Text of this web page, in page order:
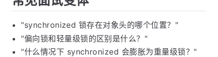
"synchronized 锁存在对象头的哪个位置？"
"偏向锁和轻量级锁的区别是什么？"
"什么情况下 synchronized 会膨胀为重量级锁？"